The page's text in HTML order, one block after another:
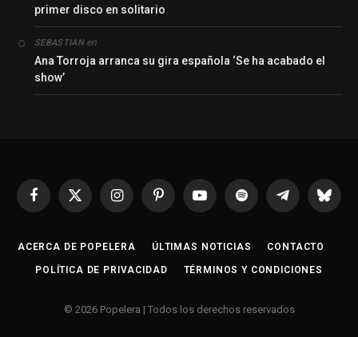
primer disco en solitario
SEBASTIANen
Ana Torroja arranca su gira española ‘Se ha acabado el
show’
Facebook
X
InstagramPinterestYouTubeSpotify Telegrama
ACERCA DE POPELERA ÚLTIMAS NOTICIAS CONTACTO
POLÍTICA DE PRIVACIDAD TÉRMINOS Y CONDICIONES
© 2026 Popelera | Todos los derechos reservados